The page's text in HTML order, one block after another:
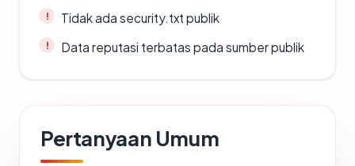
Tidak ada security.txt publik
Data reputasi terbatas pada sumber publik
Pertanyaan Umum